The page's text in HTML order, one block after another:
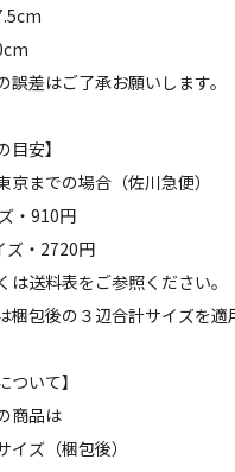
誤差はご了承お願いします。
目安】
京までの場合（佐川急便）
・910円
ズ・2720円
は送料表をご参照ください。
梱包後の３辺合計サイズを適
ついて】
商品は
イズ（梱包後）